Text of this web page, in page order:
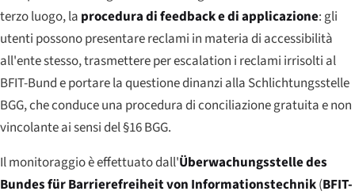
terzo luogo, la procedura di feedback e di applicazione: gli
utenti possono presentare reclami in materia di accessibilità
all'ente stesso, trasmettere per escalation i reclami irrisolti al
BFIT-Bund e portare la questione dinanzi alla Schlichtungsstelle
BGG, che conduce una procedura di conciliazione gratuita e non
vincolante ai sensi del §16 BGG.
Il monitoraggio è effettuato dall'Überwachungsstelle des
Bundes für Barrierefreiheit von Informationstechnik(BFIT-